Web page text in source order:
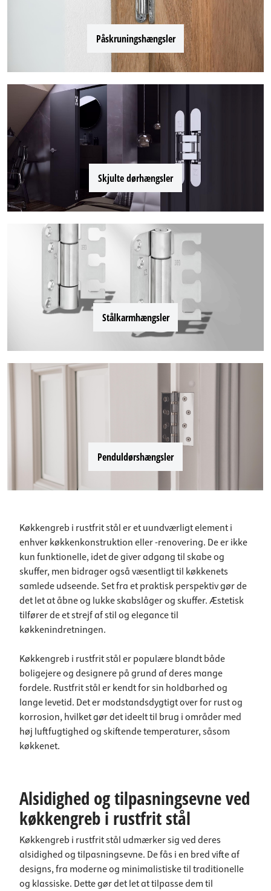
Påskruningshængsler
Skjulte dørhængsler
Stålkarmhængsler
Penduldørshængsler
Køkkengreb i rustfrit stål er et uundværligt element i
enhver køkkenkonstruktion eller -renovering. De er ikke
kun funktionelle, idet de giver adgang til skabe og
skuffer, men bidrager også væsentligt til køkkenets
samlede udseende. Set fra et praktisk perspektiv gør de
det let at åbne og lukke skabslåger og skuffer. Æstetisk
tilfører de et strejf af stil og elegance til
køkkenindretningen.
Køkkengreb i rustfrit stål er populære blandt både
boligejere og designere på grund af deres mange
fordele. Rustfrit stål er kendt for sin holdbarhed og
lange levetid. Det er modstandsdygtigt over for rust og
korrosion, hvilket gør det ideelt til brug i områder med
høj luftfugtighed og skiftende temperaturer, såsom
køkkenet.
Alsidighed og tilpasningsevne ved
køkkengreb i rustfrit stål
Køkkengreb i rustfrit stål udmærker sig ved deres
alsidighed og tilpasningsevne. De fås i en bred vifte af
designs, fra moderne og minimalistiske til traditionelle
og klassiske. Dette gør det let at tilpasse dem til